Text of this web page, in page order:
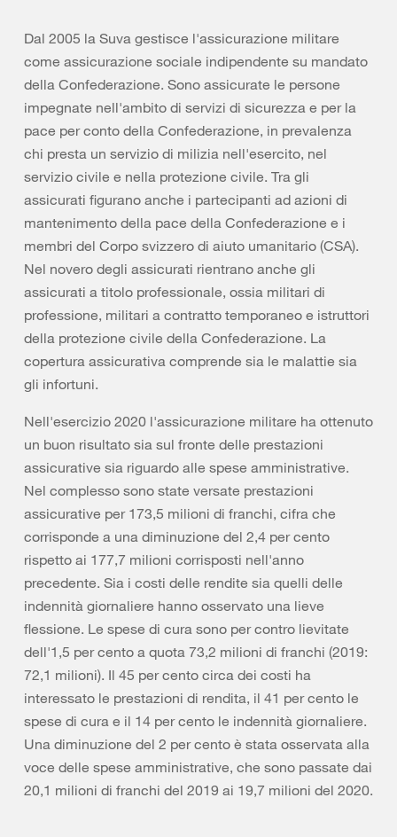
Dal 2005 la Suva gestisce l'assicurazione militare
come assicurazione sociale indipendente su mandato
della Confederazione. Sono assicurate le persone
impegnate nell'ambito di servizi di sicurezza e per la
pace per conto della Confederazione, in prevalenza
chi presta un servizio di milizia nell'esercito, nel
servizio civile e nella protezione civile. Tra gli
assicurati figurano anche i partecipanti ad azioni di
mantenimento della pace della Confederazione e i
membri del Corpo svizzero di aiuto umanitario (CSA).
Nel novero degli assicurati rientrano anche gli
assicurati a titolo professionale, ossia militari di
professione, militari a contratto temporaneo e istruttori
della protezione civile della Confederazione. La
copertura assicurativa comprende sia le malattie sia
gli infortuni.
Nell'esercizio 2020 l'assicurazione militare ha ottenuto
un buon risultato sia sul fronte delle prestazioni
assicurative sia riguardo alle spese amministrative.
Nel complesso sono state versate prestazioni
assicurative per 173,5 milioni di franchi, cifra che
corrisponde a una diminuzione del 2,4 per cento
rispetto ai 177,7 milioni corrisposti nell'anno
precedente. Sia i costi delle rendite sia quelli delle
indennità giornaliere hanno osservato una lieve
flessione. Le spese di cura sono per contro lievitate
dell'1,5 per cento a quota 73,2 milioni di franchi (2019:
72,1 milioni). Il 45 per cento circa dei costi ha
interessato le prestazioni di rendita, il 41 per cento le
spese di cura e il 14 per cento le indennità giornaliere.
Una diminuzione del 2 per cento è stata osservata alla
voce delle spese amministrative, che sono passate dai
20,1 milioni di franchi del 2019 ai 19,7 milioni del 2020.